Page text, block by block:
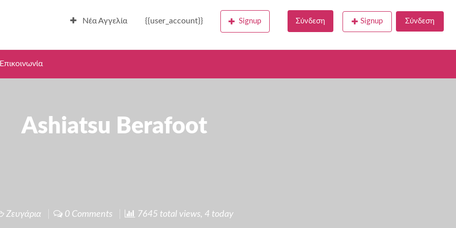
Νέα Αγγελία {{user_account}} Signup Σύνδεση Signup Σύνδεση
Επικοινωνία
Ashiatsu Berafoot
Ζευγάρια 0 Comments 7645 total views, 4 today